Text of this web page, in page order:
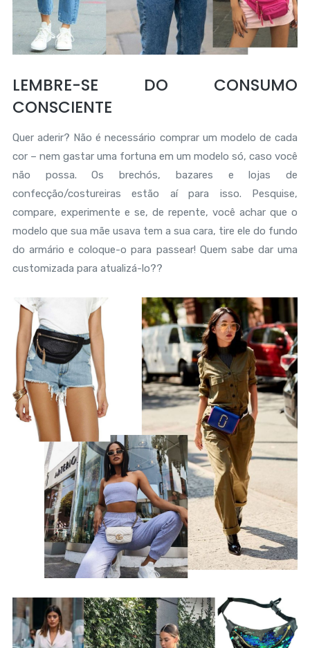
LEMBRE-SE DO CONSUMO
CONSCIENTE
Quer aderir? Não é necessário comprar um modelo de cada
cor – nem gastar uma fortuna em um modelo só, caso você
não possa. Os brechós, bazares e lojas de
confecção/costureiras estão aí para isso. Pesquise,
compare, experimente e se, de repente, você achar que o
modelo que sua mãe usava tem a sua cara, tire ele do fundo
do armário e coloque-o para passear! Quem sabe dar uma
customizada para atualizá-lo??